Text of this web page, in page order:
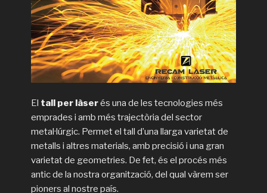
El tall per làserés una de les tecnologies més
emprades i amb més trajectòria del sector
metal·lúrgic. Permet el tall d’una llarga varietat de
metalls i altres materials, amb precisió i una gran
varietat de geometries. De fet, és el procés més
antic de la nostra organització, del qual vàrem ser
pioners al nostre país.